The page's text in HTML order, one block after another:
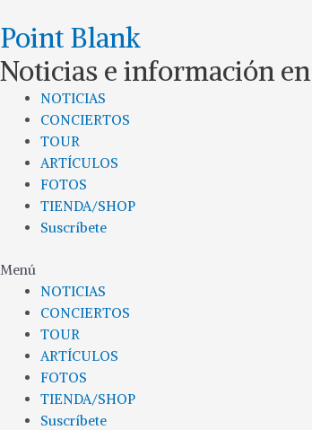
al
contenido
Point Blank
Noticias e información
NOTICIAS
CONCIERTOS
TOUR
ARTÍCULOS
FOTOS
TIENDA/SHOP
Suscríbete
Menú
NOTICIAS
CONCIERTOS
TOUR
ARTÍCULOS
FOTOS
TIENDA/SHOP
Suscríbete